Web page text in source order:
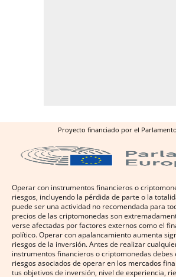
Proyecto financiado por el
Operar con instrumentos financieros o
riesgos, incluyendo la pérdida de parte o la
puede ser una actividad no recomendada para
precios de las criptomonedas son
verse afectadas por factores externos como el
político. Operar con apalancamiento aumenta
riesgos de la inversión. Antes de realizar
instrumentos financieros o criptomonedas
riesgos asociados de operar en los mercados
tus objetivos de inversión, nivel de experiencia,